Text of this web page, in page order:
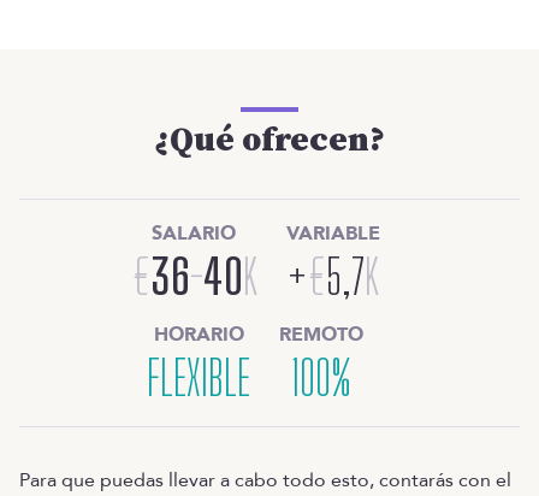
¿Qué ofrecen?
SALARIO
€36-40K
VARIABLE
+€5,7K
HORARIO
FLEXIBLE
REMOTO
100%
Para que puedas llevar a cabo todo esto, contarás con el